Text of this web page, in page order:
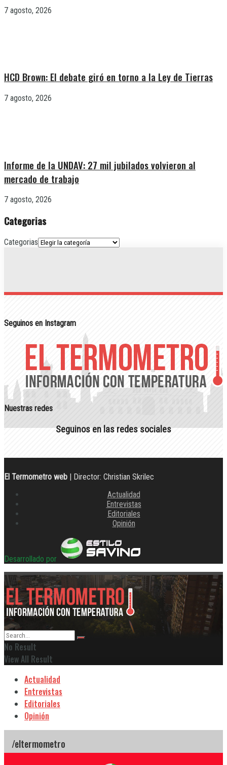
7 agosto, 2026
HCD Brown: El debate giró en torno a la Ley de Tierras
7 agosto, 2026
Informe de la UNDAV: 27 mil jubilados volvieron al
mercado de trabajo
7 agosto, 2026
Categorias
Categorias
Seguinos en Instagram
Nuestras redes
Seguinos en las redes sociales
El Termometro web | Director: Christian Skrilec
Actualidad
Entrevistas
Editoriales
Opinión
Desarrollado por
No Result
View All Result
Actualidad
Entrevistas
Editoriales
Opinión